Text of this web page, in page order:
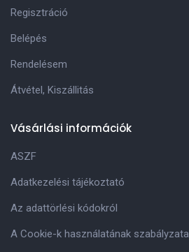
Regisztráció
Belépés
Rendelésem
Átvétel, Kiszállitás
Vásárlási információk
ASZF
Adatkezelési tájékoztató
Az adattörlési kódokról
A Cookie-k használatának szabályzata